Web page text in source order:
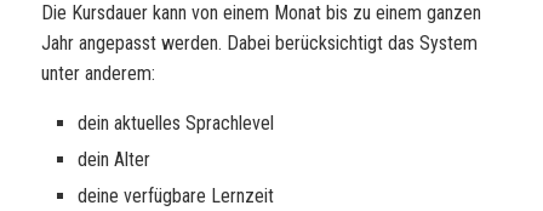
Die Kursdauer kann von einem Monat bis zu einem ganzen
Jahr angepasst werden. Dabei berücksichtigt das System
unter anderem:
dein aktuelles Sprachlevel
dein Alter
deine verfügbare Lernzeit